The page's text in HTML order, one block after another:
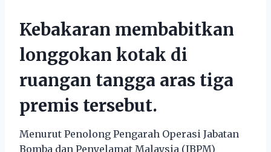
Kebakaran membabitkan
longgokan kotak di
ruangan tangga aras tiga
premis tersebut.
Menurut Penolong Pengarah Operasi Jabatan
Bomba dan Penyelamat Malaysia (JBPM)